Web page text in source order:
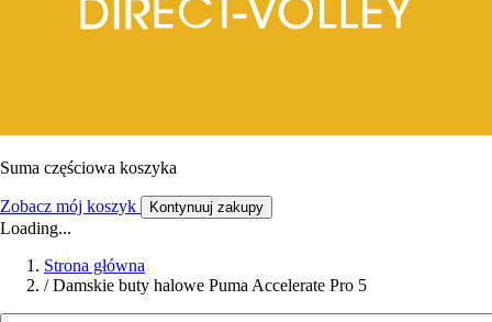
Suma częściowa koszyka
Zobacz mój koszyk Kontynuuj zakupy
Loading...
Strona główna
/ Damskie buty halowe Puma Accelerate Pro 5